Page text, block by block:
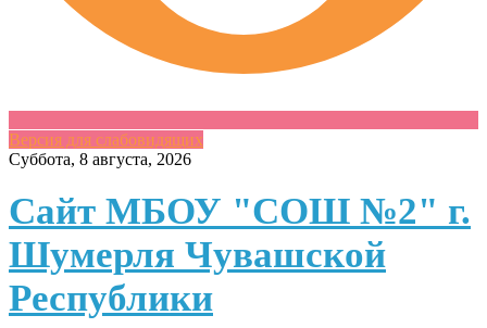
Версия для слабовидящих
Skip
content
Суббота, 8 августа, 2026
Сайт МБОУ "СОШ №2" г.
Шумерля Чувашской
Республики